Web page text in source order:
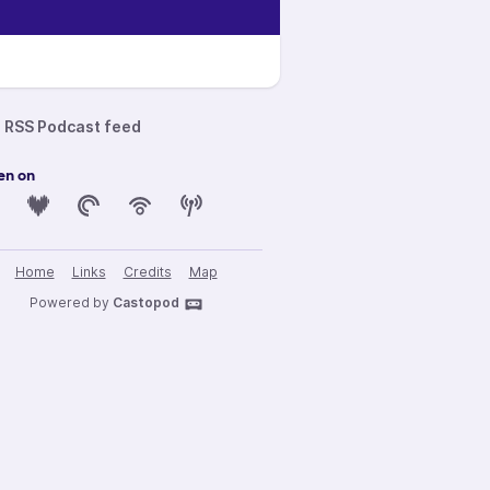
RSS Podcast feed
on
Home Links Credits
Map
Powered by Castopod